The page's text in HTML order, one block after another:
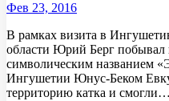
Фев 23, 2016
В рамках визита в
области Юрий Берг побывал
символическим названием
Ингушетии Юнус-Беком
территорию катка и смогли…